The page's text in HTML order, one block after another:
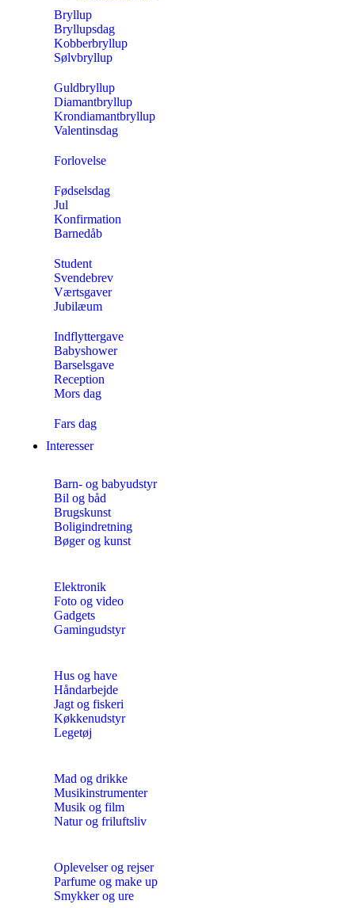
Bryllup
Bryllupsdag
Kobberbryllup
Sølvbryllup
Guldbryllup
Diamantbryllup
Krondiamantbryllup
Valentinsdag
Forlovelse
Fødselsdag
Jul
Konfirmation
Barnedåb
Student
Svendebrev
Værtsgaver
Jubilæum
Indflyttergave
Babyshower
Barselsgave
Reception
Mors dag
Fars dag
Interesser
Barn- og babyudstyr
Bil og båd
Brugskunst
Boligindretning
Bøger og kunst
Elektronik
Foto og video
Gadgets
Gamingudstyr
Hus og have
Håndarbejde
Jagt og fiskeri
Køkkenudstyr
Legetøj
Mad og drikke
Musikinstrumenter
Musik og film
Natur og friluftsliv
Oplevelser og rejser
Parfume og make up
Smykker og ure